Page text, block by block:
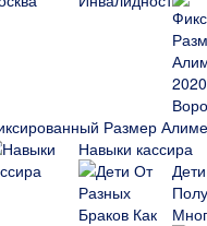
Размер
Навыки кассира